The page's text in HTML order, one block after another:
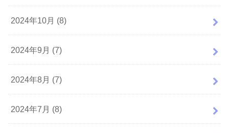
2024年10月 (8)
2024年9月 (7)
2024年8月 (7)
2024年7月 (8)